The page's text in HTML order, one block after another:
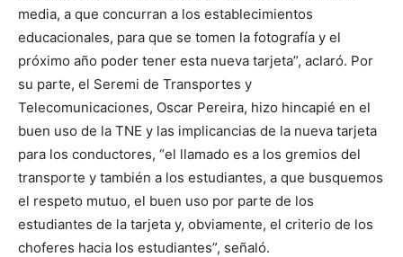
media, a que concurran a los establecimientos
educacionales, para que se tomen la fotografía y el
próximo año poder tener esta nueva tarjeta”, aclaró. Por
su parte, el Seremi de Transportes y
Telecomunicaciones, Oscar Pereira, hizo hincapié en el
buen uso de la TNE y las implicancias de la nueva tarjeta
para los conductores, “el llamado es a los gremios del
transporte y también a los estudiantes, a que busquemos
el respeto mutuo, el buen uso por parte de los
estudiantes de la tarjeta y, obviamente, el criterio de los
choferes hacia los estudiantes”, señaló.